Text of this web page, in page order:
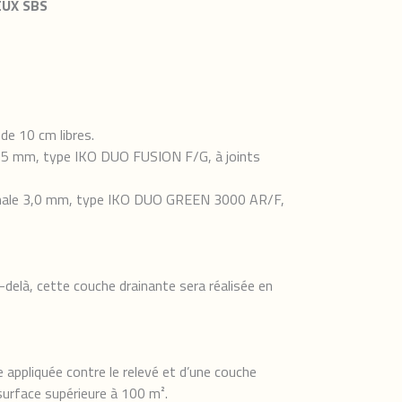
SBS
10 cm libres.
mm, type IKO DUO FUSION F/G, à joints
3,0 mm, type IKO DUO GREEN 3000 AR/F,
cette couche drainante sera réalisée en
contre le relevé et d’une couche
supérieure à 100 m².